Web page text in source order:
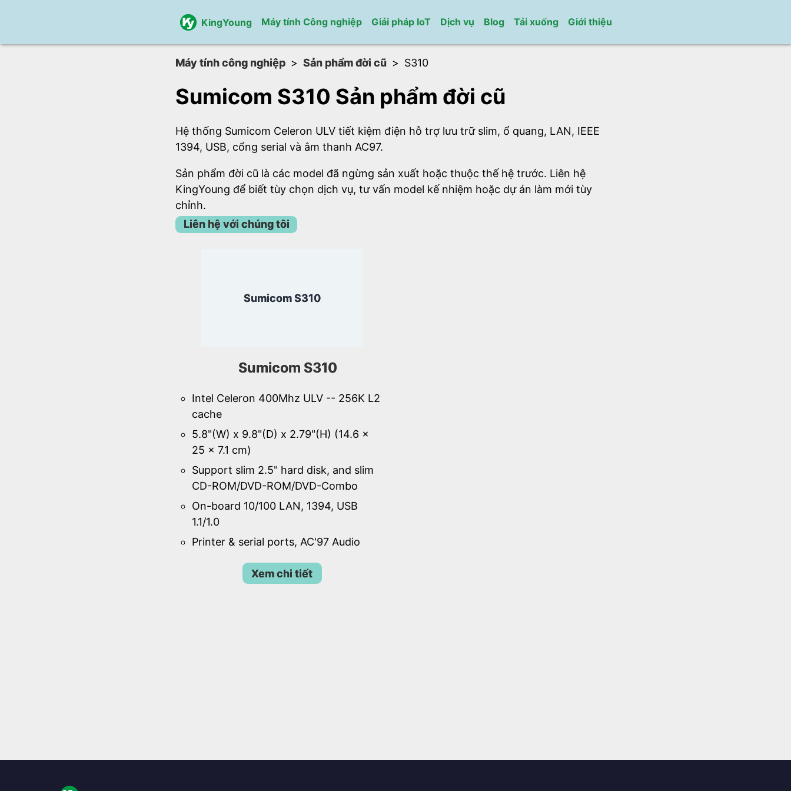
KingYoung Máy tính Công nghiệp Giải pháp IoT Dịch vụ Blog Tải xuống Giới thiệu
Máy tính công nghiệp Sản phẩm đời cũ S310
Sumicom S310 Sản phẩm đời cũ
Hệ thống Sumicom Celeron ULV tiết kiệm điện hỗ trợ lưu trữ slim, ổ quang, LAN, IEEE
1394, USB, cổng serial và âm thanh AC97.
Sản phẩm đời cũ là các model đã ngừng sản xuất hoặc thuộc thế hệ trước. Liên hệ
KingYoung để biết tùy chọn dịch vụ, tư vấn model kế nhiệm hoặc dự án làm mới tùy
chỉnh.
Liên hệ với chúng tôi
Sumicom S310
Sumicom S310
Intel Celeron 400Mhz ULV -- 256K L2
cache
5.8"(W) x 9.8"(D) x 2.79"(H) (14.6 x
25 x 7.1 cm)
Support slim 2.5" hard disk, and slim
CD-ROM/DVD-ROM/DVD-Combo
On-board 10/100 LAN, 1394, USB
1.1/1.0
Printer & serial ports, AC'97 Audio
Xem chi tiết